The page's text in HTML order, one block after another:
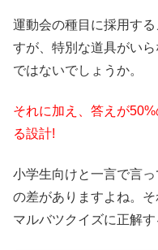
運動会の種目に採用す
すが、特別な道具がい
ではないでしょうか。
それに加え、答えが
る設計!
小学生向けと一言で言
の差がありますよね。
マルバツクイズに正解す